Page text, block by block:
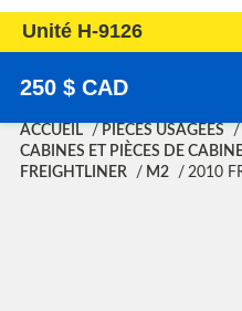
Unité H-9126
250 $ CAD
ACCUEIL
PIÈCES USAGÉES
CABINES ET PIÈCES DE
FREIGHTLINER
M2 2010